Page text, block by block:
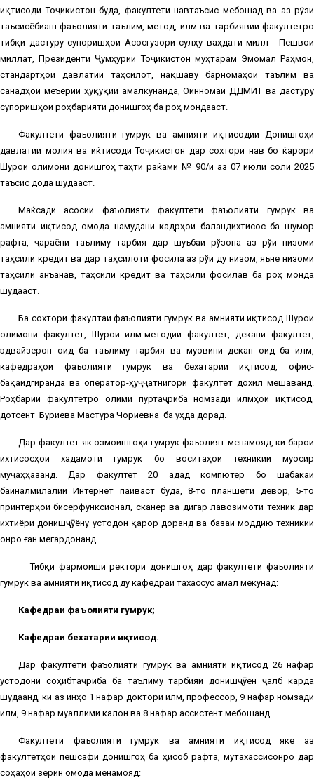
иқтисоди Тоҷикистон буда, факултети навтаъсис мебошад ва аз рўзи
таъсисёбиаш фаъолияти таълимӣ, методӣ, илмӣ ва тарбиявии факултетро
тибқи дастуру супоришҳои Асосгузори сулҳу ваҳдати миллӣ - Пешвои
миллат, Президенти Ҷумҳурии Тоҷикистон муҳтарам Эмомалӣ Раҳмон,
стандартҳои давлатии таҳсилот, нақшаву барномаҳои таълимӣ ва
санадҳои меъёрии ҳуқуқии амалкунанда, Оинномаи ДДМИТ ва дастуру
супоришҳои роҳбарияти донишгоҳ ба роҳ мондааст.
Факултети фаъолияти гумрукӣ ва амнияти иқтисодии Донишгоҳи
давлатии молия ва иќтисоди Тоҷикистон дар сохтори нав бо ќарори
Шурои олимони донишгоҳ таҳти раќами № 90/и аз 07 июли соли 2025
таъсис дода шудааст.
Маќсади асосии фаъолияти факултети фаъолияти гумрукӣ ва
амнияти иқтисодӣ омода намудани кадрҳои баландихтисос ба шумор
рафта, ҷараёни таълиму тарбия дар шуъбаи рўзона аз рўи низоми
таҳсили кредитӣ ва дар таҳсилоти фосилаӣ аз рўи ду низом, яъне низоми
таҳсили анъанавӣ, таҳсили кредитӣ ва таҳсили фосилавӣ ба роҳ монда
шудааст.
Ба сохтори факултаи фаъолияти гумрукӣ ва амнияти иқтисодӣ Шурои
олимони факултет, Шурои илмӣ-методии факултет, декани факултет,
эдвайзерон оид ба таълиму тарбия ва муовини декан оид ба илм,
кафедраҳои фаъолияти гумрукӣ ва бехатарии иқтисодӣ, офис-
бақайдгиранда ва оператор-ҳуҷҷатнигори факултет дохил мешаванд.
Роҳбарии факултетро олими пуртаҷриба номзади илмҳои иқтисодӣ,
дотсент Буриева Мастура Чориевна ба уҳда дорад.
Дар факултет як озмоишгоҳи гумрукӣ фаъолият менамояд, ки барои
ихтисосҳои хадамоти гумрук бо воситаҳои техникии муосир
муҷаҳҳазанд. Дар факултет 20 адад компютер бо шабакаи
байналмилалии Интернет пайваст буда, 8-то планшети деворӣ, 5-то
принтерҳои бисёрфунксионалӣ, сканер ва дигар лавозимоти техникӣ дар
ихтиёри донишҷӯёну устодон қарор доранд ва базаи моддию техникии
онро ғанӣ мегардонанд.
Тибқи фармоиши ректори донишгоҳ дар факултети фаъолияти
гумрукӣ ва амнияти иқтисодӣ ду кафедраи тахассусӣ амал мекунад:
Кафедраи фаъолияти гумрукӣ;
Кафедраи бехатарии иқтисодӣ.
Дар факултети фаъолияти гумрукӣ ва амнияти иқтисодӣ 26 нафар
устодони соҳибтаҷриба ба таълиму тарбияи донишҷӯён ҷалб карда
шудаанд, ки аз инҳо 1 нафар доктори илм, профессор, 9 нафар номзади
илм, 9 нафар муаллими калон ва 8 нафар ассистент мебошанд.
Факултети фаъолияти гумрукӣ ва амнияти иқтисодӣ яке аз
факултетҳои пешсафи донишгоҳ ба ҳисоб рафта, мутахассисонро дар
соҳаҳои зерин омода менамояд: